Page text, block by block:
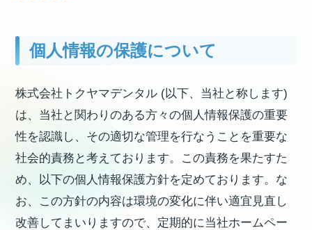
個人情報の保護について
株式会社トクヤマデンタル (以下、当社と称します)
は、当社と関わりのある方々の個人情報保護の重要
性を認識し、その適切な管理を行なうことを重要な
社会的責務と考えております。この責務を果たすた
め、以下の個人情報保護方針を定めております。な
お、この方針の内容は環境の変化に伴い適宜見直し
改善してまいりますので、定期的に当社ホームペー